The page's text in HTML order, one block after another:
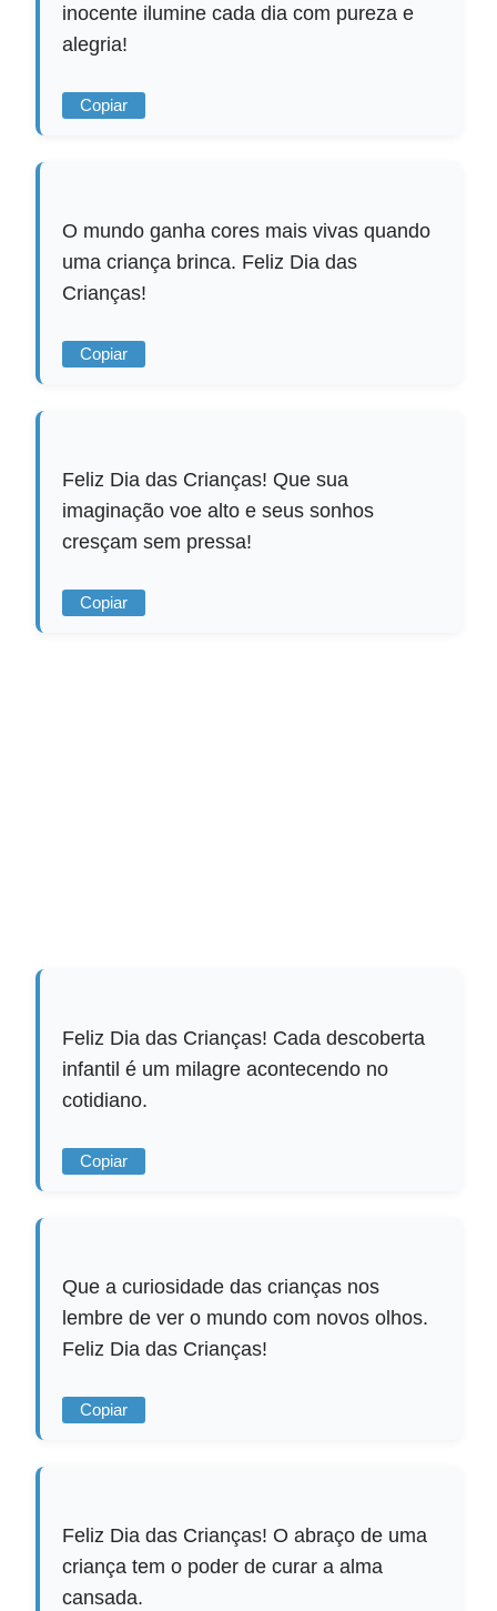
inocente ilumine cada dia com pureza e
alegria!
Copiar
O mundo ganha cores mais vivas quando
uma criança brinca. Feliz Dia das
Crianças!
Copiar
Feliz Dia das Crianças! Que sua
imaginação voe alto e seus sonhos
cresçam sem pressa!
Copiar
Feliz Dia das Crianças! Cada descoberta
infantil é um milagre acontecendo no
cotidiano.
Copiar
Que a curiosidade das crianças nos
lembre de ver o mundo com novos olhos.
Feliz Dia das Crianças!
Copiar
Feliz Dia das Crianças! O abraço de uma
criança tem o poder de curar a alma
cansada.